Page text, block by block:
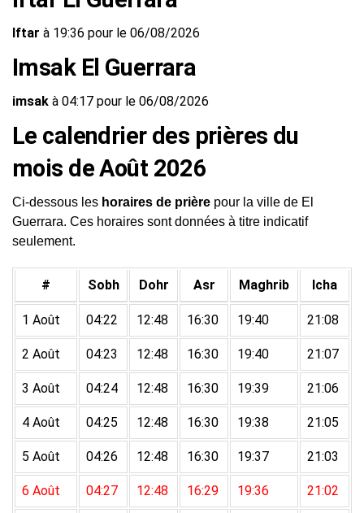
Iftar à 19:36 pour le 06/08/2026
Imsak El Guerrara
imsak à 04:17 pour le 06/08/2026
Le calendrier des prières du
mois de Août 2026
Ci-dessous les horaires de prière pour la ville de El
Guerrara. Ces horaires sont données à titre indicatif
seulement.
# Sobh Dohr Asr Maghrib Icha
1 Août 04:22 12:48 16:30 19:40 21:08
2 Août 04:23 12:48 16:30 19:40 21:07
3 Août 04:24 12:48 16:30 19:39 21:06
4 Août 04:25 12:48 16:30 19:38 21:05
5 Août 04:26 12:48 16:30 19:37 21:03
6 Août 04:27 12:48 16:29 19:36 21:02